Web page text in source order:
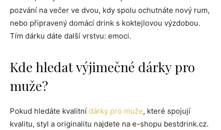
pozvání na večer ve dvou, kdy spolu ochutnáte nový rum,
nebo připravený domácí drink s koktejlovou výzdobou.
Tím dárku dáte další vrstvu: emoci.
Kde hledat výjimečné dárky pro
muže?
Pokud hledáte kvalitní dárky pro muže, které spojují
kvalitu, styl a originalitu najdete na e-shopu bestdrink.cz.